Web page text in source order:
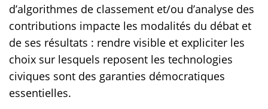
d’algorithmes de classement et/ou d’analyse des
contributions impacte les modalités du débat et
de ses résultats : rendre visible et expliciter les
choix sur lesquels reposent les technologies
civiques sont des garanties démocratiques
essentielles.